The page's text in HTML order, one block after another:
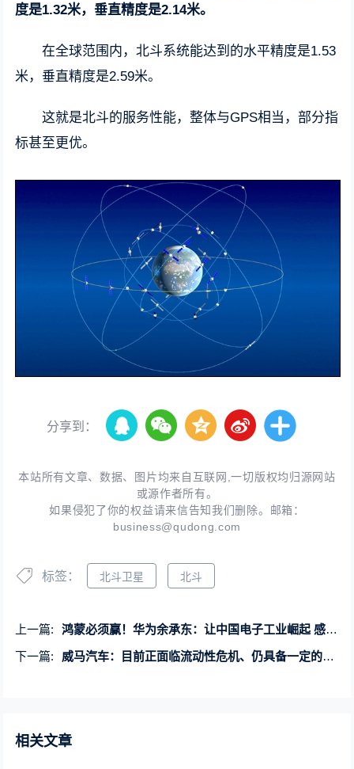
度是1.32米，垂直精度是2.14米。
在全球范围内，北斗系统能达到的水平精度是1.53
米，垂直精度是2.59米。
这就是北斗的服务性能，整体与GPS相当，部分指
标甚至更优。
分享到：
本站所有文章、数据、图片均来自互联网,一切版权均归源网站
或源作者所有。
如果侵犯了你的权益请来信告知我们删除。邮箱：
business@qudong.com
标签： 北斗卫星 北斗
上一篇:
鸿蒙必须赢！华为余承东：让中国电子工业崛起 感谢几年不换机苦等华为的人
下一篇:
威马汽车：目前正面临流动性危机、仍具备一定的价值和潜力
相关文章